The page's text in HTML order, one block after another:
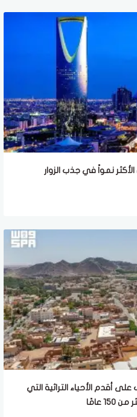
نمواً في جذب الزوار
أقدم الأحياء التراثية التي
عامًا